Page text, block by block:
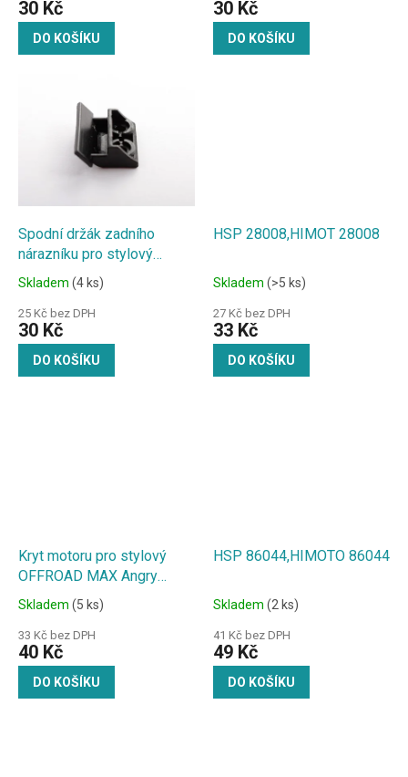
30 Kč
DO KOŠÍKU
30 Kč
DO KOŠÍKU
Spodní držák zadního
nárazníku pro stylový
OFFROAD MAX Angry
Beast 1:18
Skladem (4 ks)
25 Kč bez DPH
30 Kč
DO KOŠÍKU
HSP 28008,HIMOT 28008
Skladem (>5 ks)
27 Kč bez DPH
33 Kč
DO KOŠÍKU
Kryt motoru pro stylový
OFFROAD MAX Angry
Beast 1:18
Skladem (5 ks)
33 Kč bez DPH
40 Kč
DO KOŠÍKU
HSP 86044,HIMOTO 86044
Skladem (2 ks)
41 Kč bez DPH
49 Kč
DO KOŠÍKU